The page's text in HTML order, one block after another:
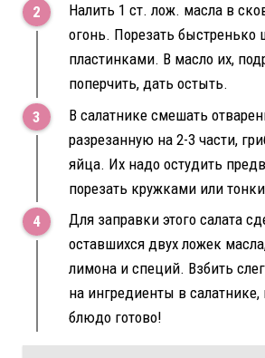
Налить 1 ст. лож. масла в
огонь. Порезать
пластинками. В масло их,
поперчить, дать остыть.
В салатнике смешать
разрезанную на 2-3 части,
яйца. Их надо остудить
порезать кружками или
Для заправки этого салата
оставшихся двух ложек
лимона и специй. Взбить
на ингредиенты в
блюдо готово!